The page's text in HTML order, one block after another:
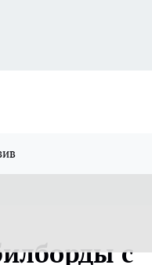
с